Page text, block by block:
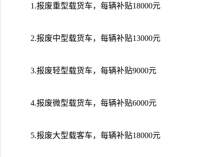
1.报废重型载货车，每辆补贴18000元
2.报废中型载货车，每辆补贴13000元
3.报废轻型载货车，每辆补贴9000元
4.报废微型载货车，每辆补贴6000元
5.报废大型载客车，每辆补贴18000元